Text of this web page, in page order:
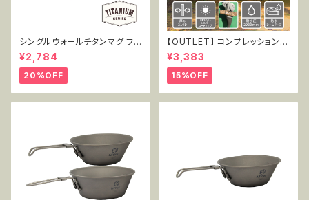
シングルウォールチタンマグ フタ
付き 450ml MT-SWM450W
L
¥2,784
20%OFF
【OUTLET】 コンプレッショント
ートタープ3.5 TT-CT-005
¥3,383
15%OFF